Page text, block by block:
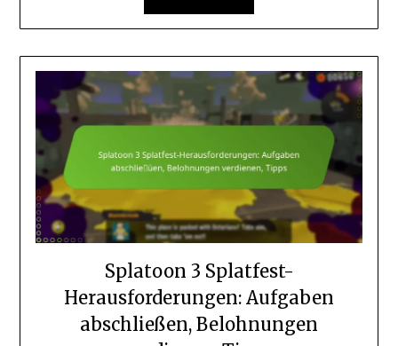
Splatoon 3 Splatfest-
Herausforderungen: Aufgaben
abschließen, Belohnungen